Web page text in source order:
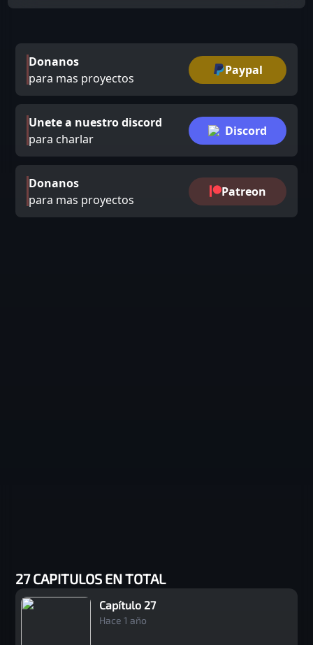
Donanos
para mas proyectos
Paypal
Unete a nuestro discord
para charlar
Discord
Donanos
para mas proyectos
Patreon
27 CAPITULOS EN TOTAL
Capítulo 27
Hace 1 año